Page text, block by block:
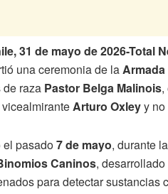
31 de mayo de 2026-Total
una ceremonia de la
de raza Pastor Belga Malinois
Arturo Oxleyy
el pasado7 de mayo, durante
Caninos,
para detectar sustancias